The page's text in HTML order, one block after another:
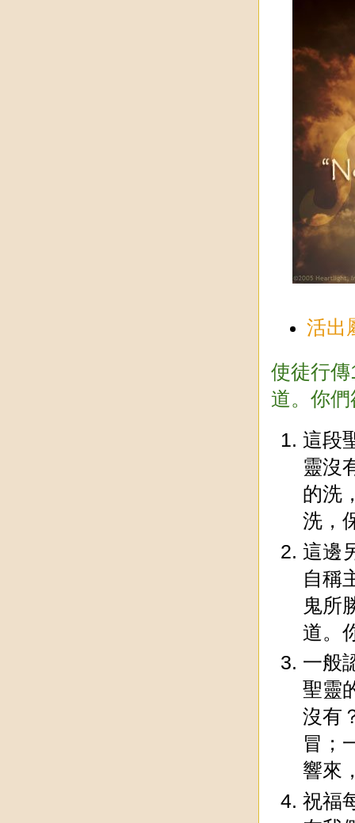
活出
使徒行
道。你
這段
靈沒
的洗
洗，
這邊
自稱
鬼所
道。
一般
聖靈
沒有
冒；
響來
祝福